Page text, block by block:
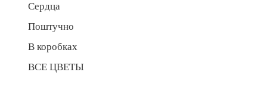
Сердца
Поштучно
В коробках
ВСЕ ЦВЕТЫ